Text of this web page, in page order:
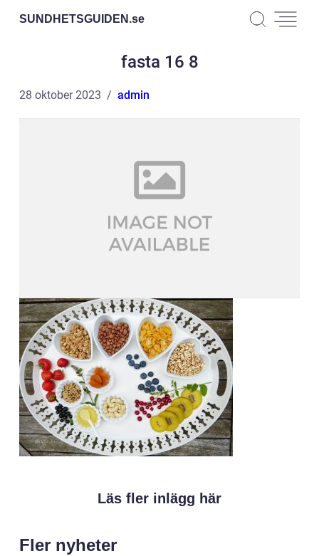
SUNDHETSGUIDEN.se
fasta 16 8
28 oktober 2023 admin
Läs fler inlägg här
Fler nyheter